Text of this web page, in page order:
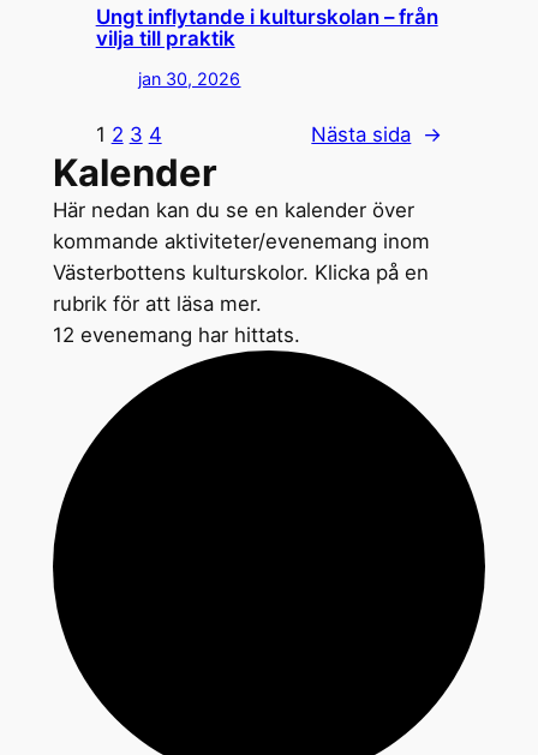
Ungt inflytande i kulturskolan – från
vilja till praktik
jan 30, 2026
1 2 3 4 Nästa sida →
Kalender
Här nedan kan du se en kalender över
kommande aktiviteter/evenemang inom
Västerbottens kulturskolor. Klicka på en
rubrik för att läsa mer.
12 evenemang har hittats.